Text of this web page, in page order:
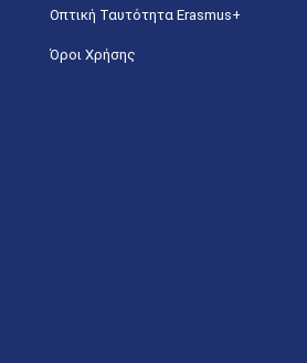
Οπτική Ταυτότητα Erasmus+
Όροι Χρήσης